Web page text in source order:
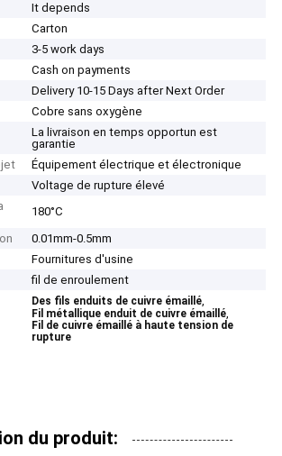
It depends
Carton
3-5 work days
Cash on payments
Delivery 10-15 Days after Next Order
Cobre sans oxygène
La livraison en temps opportun est
garantie
Équipement électrique et électronique
Voltage de rupture élevé
180°C
0.01mm-0.5mm
Fournitures d'usine
fil de enroulement
Des fils enduits de cuivre émaillé,
Fil métallique enduit de cuivre émaillé,
Fil de cuivre émaillé à haute tension de
rupture
du produit: